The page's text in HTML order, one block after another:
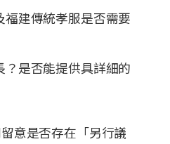
福建傳統孝服是否需要
？是否能提供具詳細的
意是否存在「另行議